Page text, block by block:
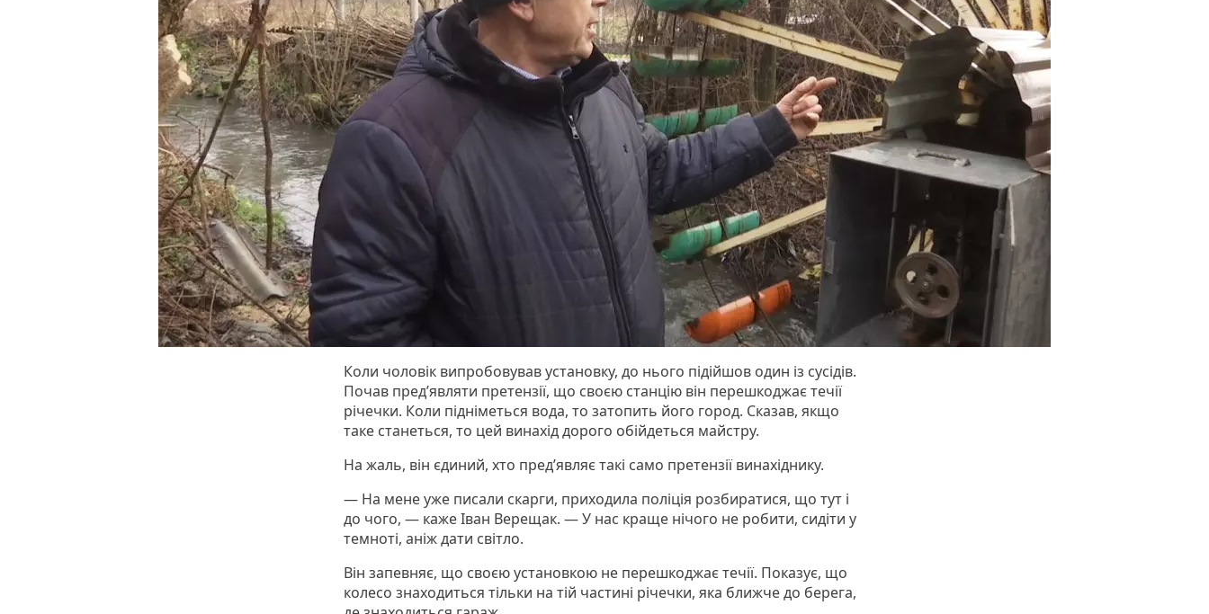
Коли чоловік випробовував установку, до нього підійшов один із сусідів.
Почав пред’являти претензії, що своєю станцію він перешкоджає течії
річечки. Коли підніметься вода, то затопить його город. Сказав, якщо
таке станеться, то цей винахід дорого обійдеться майстру.
На жаль, він єдиний, хто пред’являє такі само претензії винахіднику.
— На мене уже писали скарги, приходила поліція розбиратися, що тут і
до чого, — каже Іван Верещак. — У нас краще нічого не робити, сидіти у
темноті, аніж дати світло.
Він запевняє, що своєю установкою не перешкоджає течії. Показує, що
колесо знаходиться тільки на тій частині річечки, яка ближче до берега,